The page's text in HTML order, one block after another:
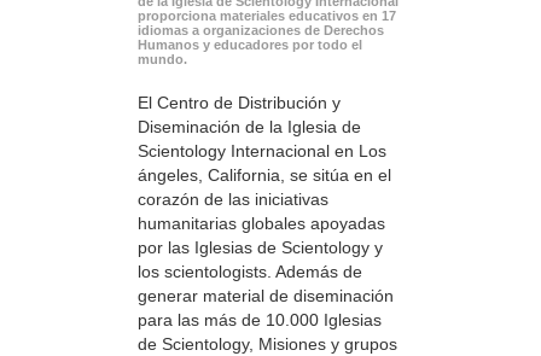
proporciona materiales educativos en 17
idiomas a organizaciones de Derechos
Humanos y educadores por todo el
mundo.
El Centro de Distribución y
Diseminación de la Iglesia de
Scientology Internacional en Los
ángeles, California, se sitúa en el
corazón de las iniciativas
humanitarias globales apoyadas
por las Iglesias de Scientology y
los scientologists. Además de
generar material de diseminación
para las más de 10.000 Iglesias
de Scientology, Misiones y grupos